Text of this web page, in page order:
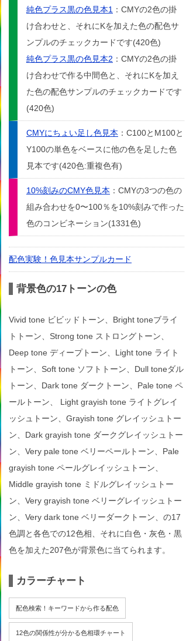
純色プラス黒の色見本1 ：CMYの2色の掛
け合わせと、それにKを加えた色の配色サ
ンプルのチェックカードです(420色)
純色プラス黒の色見本2 ：CMYの2色の掛
け合わせで作る中間色と、それにKを加え
た色の配色サンプルのチェックカードです
(420色)
CMYにちょい足し色見本 ：C100とM100と
Y100の単色をベースに他の色を足した色
見本です(420色:重複色有)
10%刻みのCMY色見本 ：CMYの3つの色の
組み合わせを0〜100％を10%刻みで作った
色のコンビネーション(1331色)
配色実験！色見本サンプルカード
背景色の17トーンの色
Vivid tone ビビッドトーン、Bright toneブライ
トトーン、Strong tone ストロングトーン、
Deep tone ディープトーン、Light tone ライト
トーン、Soft tone ソフトトーン、Dull toneダル
トーン、Dark tone ダークトーン、Pale tone ペ
ールトーン、 Light grayish tone ライトグレイ
ッシュトーン、Grayish tone グレイッシュトー
ン、Dark grayish tone ダークグレイッシュトー
ン、Very pale tone ベリーペールトーン、Pale
grayish tone ペールグレイッシュトーン、
Middle grayish tone ミドルグレイッシュトー
ン、Very grayish tone ベリーグレイッシュトー
ン、Very dark tone ベリーダークトーン、の17
色調と各色での12色相、それに白色・灰色・黒
色を加えた207色が背景色に当てられます。
カラーチャート
配色検索！キーワードから作る配色
12色の関係性が分かる色相環チャート